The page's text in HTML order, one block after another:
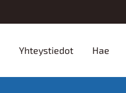
Yhteystiedot Hae